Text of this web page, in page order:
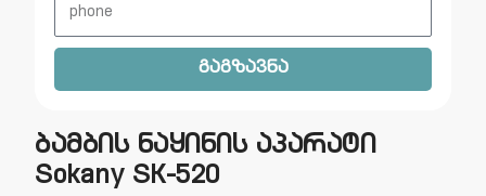
გაგზავნა
ბამბის ნაყინის აპარატი
Sokany SK-520